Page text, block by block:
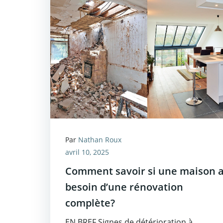
Par Nathan Roux
avril 10, 2025
Comment savoir si une maison
besoin d’une rénovation
complète?